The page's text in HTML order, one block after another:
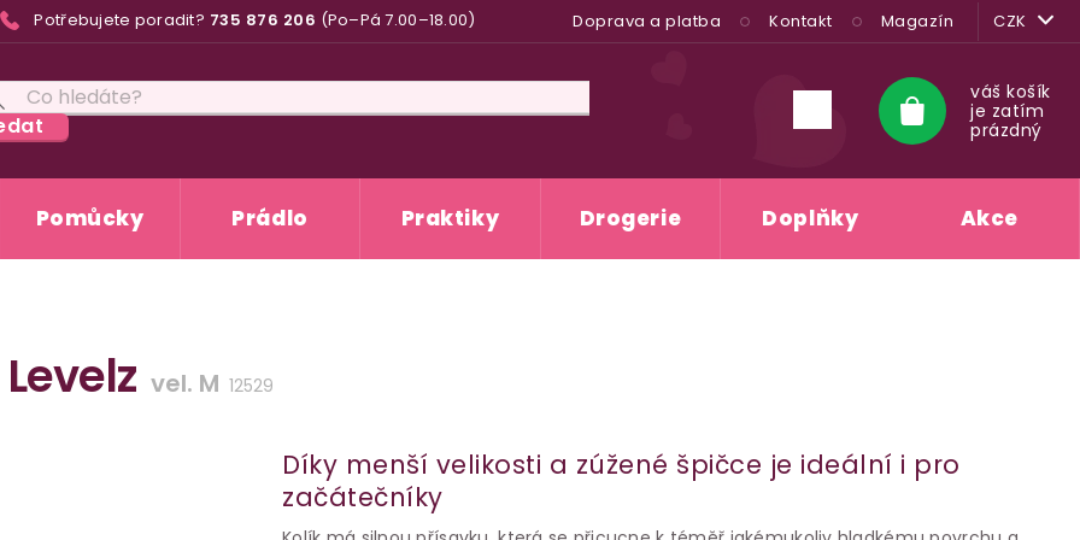
Potřebujete poradit? 735 876 206 (Po–Pá 7.00–18.00) Doprava a platba Kontakt Magazín CZK
Nákupní
košík
váš košík
je zatím
prázdný
Pomůcky Prádlo Praktiky Drogerie Doplňky Akce
vel. M 12529
Díky menší velikosti a zúžené špičce je ideální i pro
začátečníky